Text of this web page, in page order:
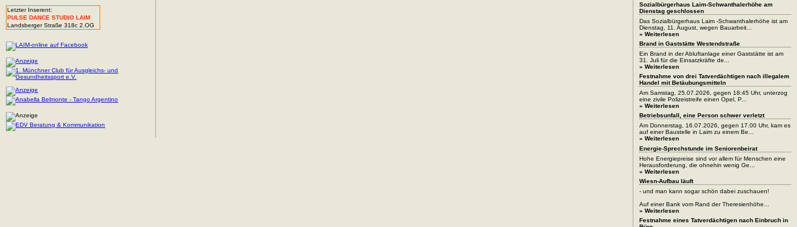
Letzter Inserent:
PULSE DANCE STUDIO LAIM
Landsberger Straße 318c 2.OG
Sozialbürgerhaus Laim-Schwanthalerhöhe am
Dienstag geschlossen
Das Sozialbürgerhaus Laim -Schwanthalerhöhe ist am
Dienstag, 11. August, wegen Bauarbeit...
» Weiterlesen
Brand in Gaststätte Westendstraße
Ein Brand in der Abluftanlage einer Gaststätte ist am
31. Juli für die Einsatzkräfte de...
» Weiterlesen
Festnahme von drei Tatverdächtigen nach illegalem
Handel mit Betäubungsmitteln
Am Samstag, 25.07.2026, gegen 18:45 Uhr, unterzog
eine zivile Polizeistreife einen Opel, P...
» Weiterlesen
Betriebsunfall, eine Person schwer verletzt
Am Donnerstag, 16.07.2026, gegen 17.00 Uhr, kam es
auf einer Baustelle in Laim zu einem Be...
» Weiterlesen
Energie-Sprechstunde im Seniorenbeirat
Hohe Energiepreise sind vor allem für Menschen eine
Herausforderung, die ohnehin wenig Ge...
» Weiterlesen
Wiesn-Aufbau läuft
- und man kann sogar schön dabei zuschauen!
Auf einer Bank vom Rand der Theresienhöhe...
» Weiterlesen
Festnahme eines Tatverdächtigen nach Einbruch in